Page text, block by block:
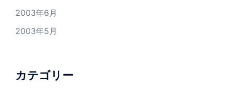
2003年6月
2003年5月
カテゴリー